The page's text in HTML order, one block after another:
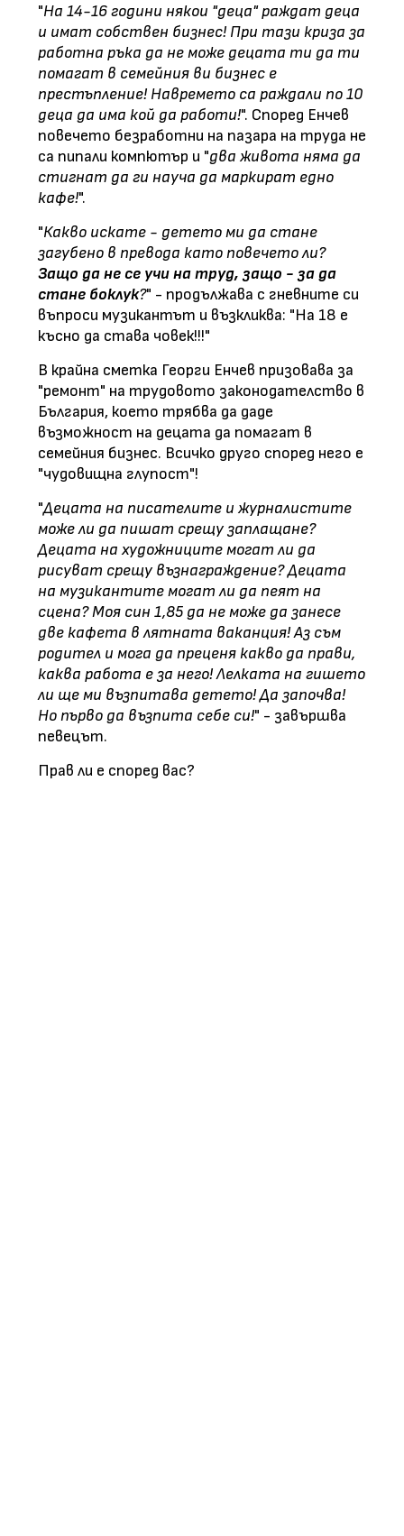
"На 14-16 години някои "деца" раждат деца
и имат собствен бизнес! При тази криза за
работна ръка да не може децата ти да ти
помагат в семейния ви бизнес е
престъпление! Навремето са раждали по 10
деца да има кой да работи!". Според Енчев
повечето безработни на пазара на труда не
са пипали компютър и "два живота няма да
стигнат да ги науча да маркират едно
кафе!".
"Какво искате - детето ми да стане
загубено в превода като повечето ли?
Защо да не се учи на труд, защо - за да
стане боклук?" - продължава с гневните си
въпроси музикантът и възкликва: "На 18 е
късно да става човек!!!"
В крайна сметка Георги Енчев призовава за
"ремонт" на трудовото законодателство в
България, което трябва да даде
възможност на децата да помагат в
семейния бизнес. Всичко друго според него е
"чудовищна глупост"!
"Децата на писателите и журналистите
може ли да пишат срещу заплащане?
Децата на художниците могат ли да
рисуват срещу възнаграждение? Децата
на музикантите могат ли да пеят на
сцена? Моя син 1,85 да не може да занесе
две кафета в лятната ваканция! Аз съм
родител и мога да преценя какво да прави,
каква работа е за него! Лелката на гишето
ли ще ми възпитава детето! Да започва!
Но първо да възпита себе си!" - завършва
певецът.
Прав ли е според вас?